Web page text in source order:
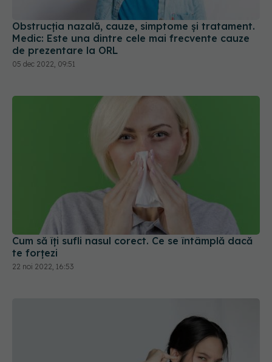
Obstrucția nazală, cauze, simptome și tratament.
Medic: Este una dintre cele mai frecvente cauze
de prezentare la ORL
05 dec 2022, 09:51
Cum să îți sufli nasul corect. Ce se întâmplă dacă
te forțezi
22 noi 2022, 16:53